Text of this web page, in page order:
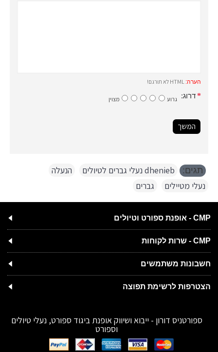
הערה:
דרוג: גרוע מצוין
המשך
תגים: dhenieb נעלי גברים לטיולים הנעלה
נעלי מטיילים
גברים
CMP - אופנת ספורט וטיולים
CMP - שרות לקוחות
חשבונות משתמשים
הצטרפות לרשימת תפוצה
ספורטניס דורון - ייבוא ושיווק אופנת ביגוד ספורט, נעלי טיולים
וספורט